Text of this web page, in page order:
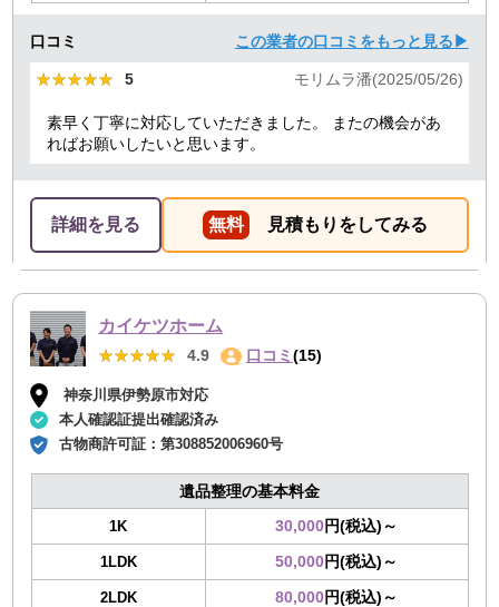
口コミ この業者の口コミをもっと見る▶
★★★★★
★★★★★ 5 モリムラ潘(2025/05/26)
素早く丁寧に対応していただきました。 またの機会があ
ればお願いしたいと思います。
詳細を見る 無料 見積もりをしてみる
カイケツホーム
★★★★★
★★★★★ 4.9 口コミ (15)
神奈川県伊勢原市対応
本人確認証提出確認済み
古物商許可証：第308852006960号
遺品整理の基本料金
1K 30,000円(税込)～
1LDK 50,000円(税込)～
2LDK 80,000円(税込)～